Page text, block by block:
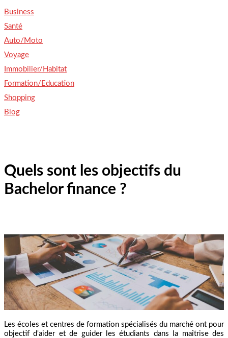
Business
Santé
Auto/Moto
Voyage
Immobilier/Habitat
Formation/Education
Shopping
Blog
Quels sont les objectifs du
Bachelor finance ?
Les écoles et centres de formation spécialisés du marché ont pour
objectif d'aider et de guider les étudiants dans la maîtrise des